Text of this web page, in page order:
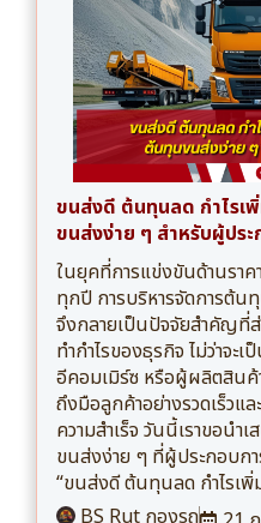
ขนส่งดี ต้นทุนลด กำไรเ
ขนส่งง่าย ๆ สำหรับผู้ประ
ในยุคที่การแข่งขันด้านรา
ทุกปี การบริหารจัดการต้
จึงกลายเป็นปัจจัยสำคัญที่
ทำกำไรของธุรกิจ ไม่ว่าจ
อีคอมเมิร์ซ หรือผู้ผลิตสินค้
ถึงมือลูกค้าอย่างรวดเร็วแ
ความสำเร็จ วันนี้เราขอน
ขนส่งง่าย ๆ ที่ผู้ประกอบกา
“ขนส่งดี ต้นทุนลด กำไรเพิ่
BS Rut กองรถ